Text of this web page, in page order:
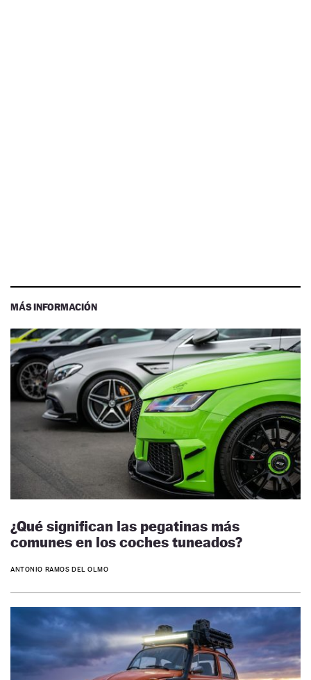
MÁS INFORMACIÓN
¿Qué significan las pegatinas más
comunes en los coches tuneados?
ANTONIO RAMOS DEL OLMO